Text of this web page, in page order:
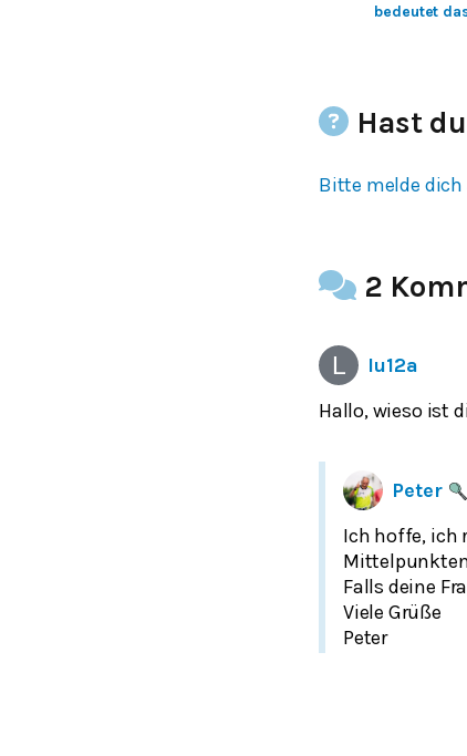
bedeutet
Hast
Bitte melde dich
2
lu12a
Peter
Ich hoffe, ich
Falls deine
Viele Grüße
Peter